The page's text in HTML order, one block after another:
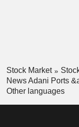
Stock Market
News Adani Ports
Other languages